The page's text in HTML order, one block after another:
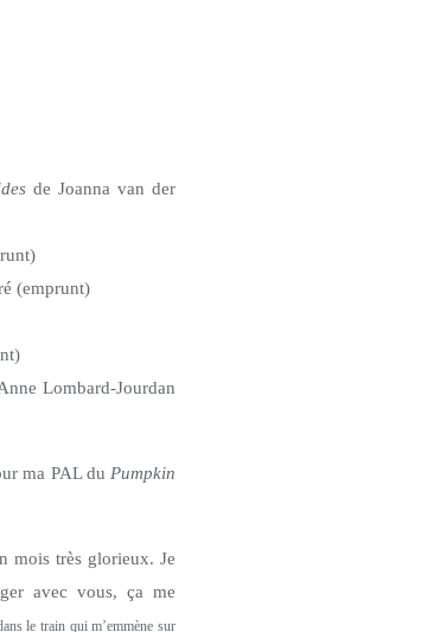
de Joanna van der
(emprunt)
Lombard-Jourdan
ma PAL du Pumpkin
mois très glorieux. Je
avec vous, ça me
le train qui m’emmène sur